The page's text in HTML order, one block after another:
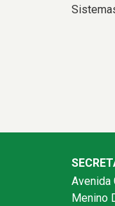
Avenida
Menino